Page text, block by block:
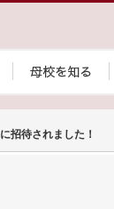
招待されました！